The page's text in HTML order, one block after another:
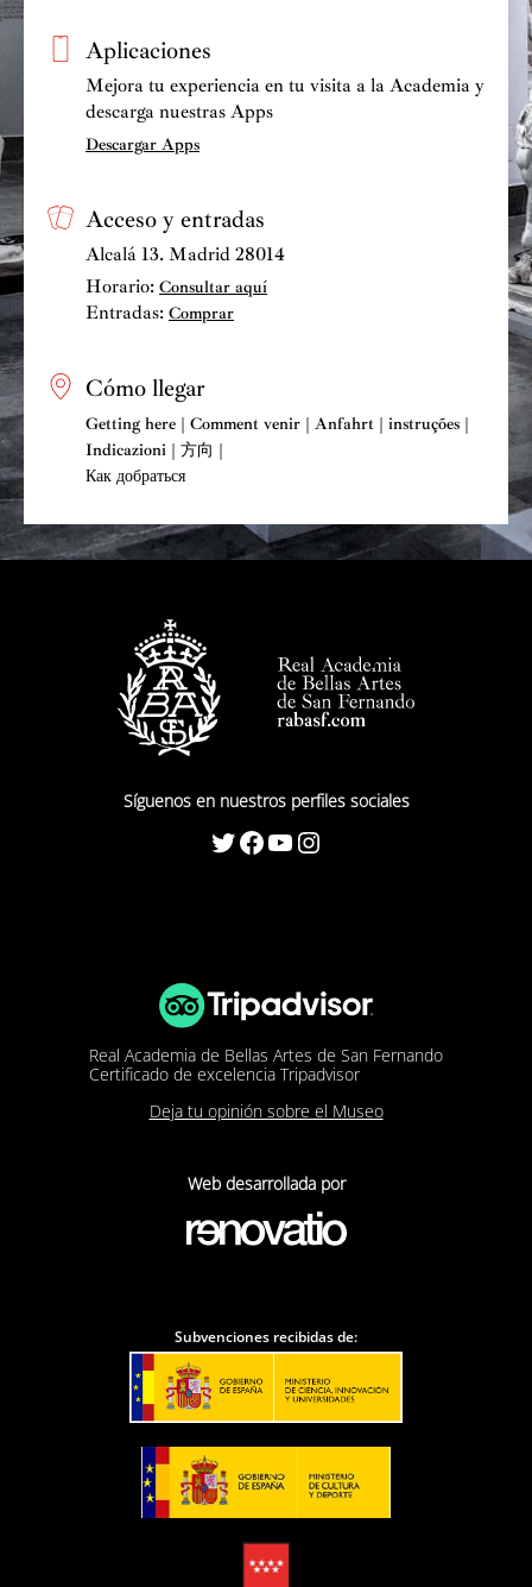
Aplicaciones
Mejora tu experiencia en tu visita a la Academia y
descarga nuestras Apps
Descargar Apps
Acceso y entradas
Alcalá 13. Madrid 28014
Horario: Consultar aquí
Entradas: Comprar
Cómo llegar
Getting here | Comment venir | Anfahrt | instruções |
Indicazioni | 方向 |
Как добраться
Síguenos en nuestros perfiles sociales
Twitter Facebook YouTube Instagram
Real Academia de Bellas Artes de San Fernando
Certificado de excelencia Tripadvisor
Deja tu opinión sobre el Museo
Web desarrollada por
Subvenciones recibidas de: